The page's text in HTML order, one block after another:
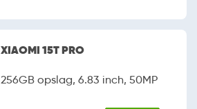
XIAOMI 15T PRO
256GB opslag, 6.83 inch, 50MP